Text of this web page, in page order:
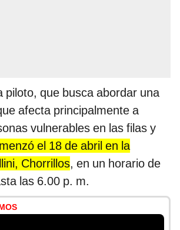
piloto, que busca abordar una
afecta principalmente a
vulnerables en las filas y
el 18 de abril en la
Chorrillos, en un horario de
las 6.00 p. m.